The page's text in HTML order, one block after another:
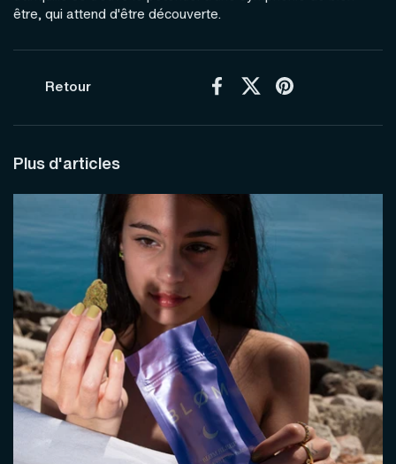
être, qui attend d'être découverte.
Retour FacebookX (Twitter)Pinterest
Plus d'articles